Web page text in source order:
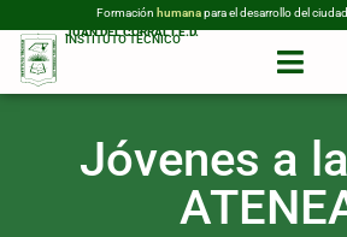
Formación humanapara el desarrollo del
INSTITUTO TÉCNICO
JUAN DEL CORRAL I.E.D.
Jóvenes a